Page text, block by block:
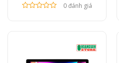
0 đánh giá